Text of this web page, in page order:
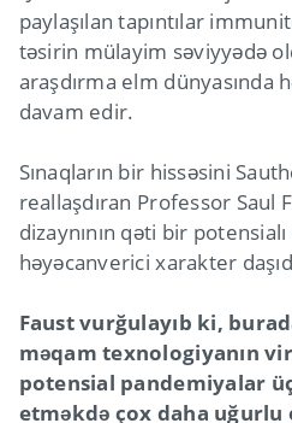
paylaşılan tapıntılar
təsirin mülayim səviyyədə
araşdırma elm dünyasında
davam edir.
Sınaqların bir hissəsini
reallaşdıran Professor Saul
dizaynının qəti bir
həyəcanverici xarakter
Faust vurğulayıb ki,
məqam texnologiyanın
potensial pandemiyalar
etməkdə çox daha uğurlu